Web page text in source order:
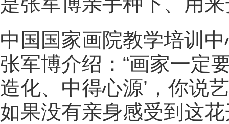
中国国家画院教学培训
张军博介绍：“画家一定
造化、中得心源’，你说
如果没有亲身感受到这